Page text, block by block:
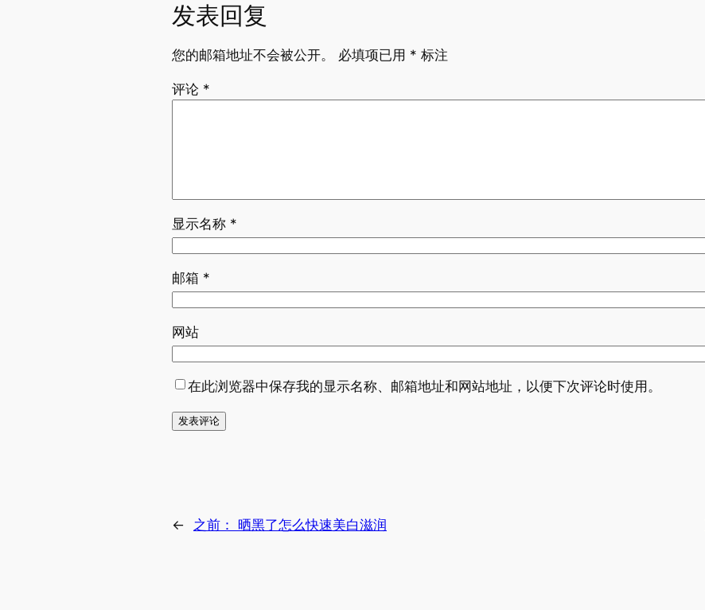
发表回复
您的邮箱地址不会被公开。 必填项已用 * 标注
评论 *
显示名称 *
邮箱 *
网站
在此浏览器中保存我的显示名称、邮箱地址和网站地址，以便下次评论时使用。
← 之前： 晒黑了怎么快速美白滋润